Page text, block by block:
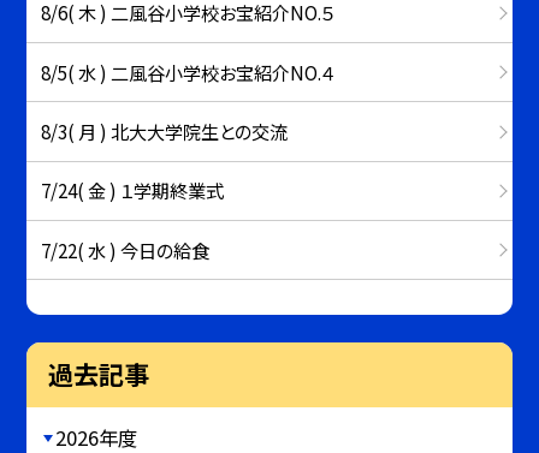
8/6( 木 ) 二風谷小学校お宝紹介NO.５
8/5( 水 ) 二風谷小学校お宝紹介NO.４
8/3( 月 ) 北大大学院生との交流
7/24( 金 ) １学期終業式
7/22( 水 ) 今日の給食
過去記事
2026年度